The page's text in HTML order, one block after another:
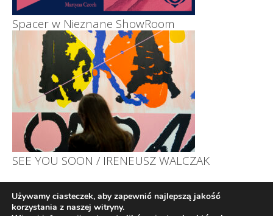
Spacer w Nieznane ShowRoom
SEE YOU SOON / IRENEUSZ WALCZAK
Używamy ciasteczek, aby zapewnić najlepszą jakość
korzystania z naszej witryny.